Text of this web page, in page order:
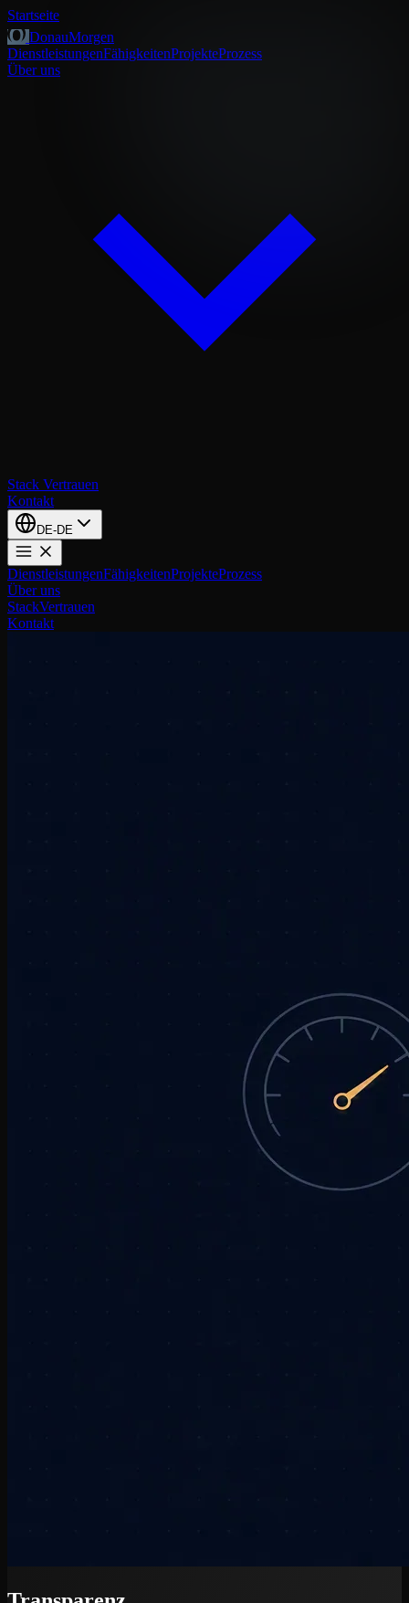
Startseite
DonauMorgen
DienstleistungenFähigkeitenProjekteProzess
Über uns
Stack Vertrauen
Kontakt
DE-DE
DienstleistungenFähigkeitenProjekteProzess
Über uns
StackVertrauen
Kontakt